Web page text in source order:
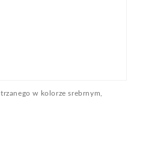
w kolorze srebrnym,